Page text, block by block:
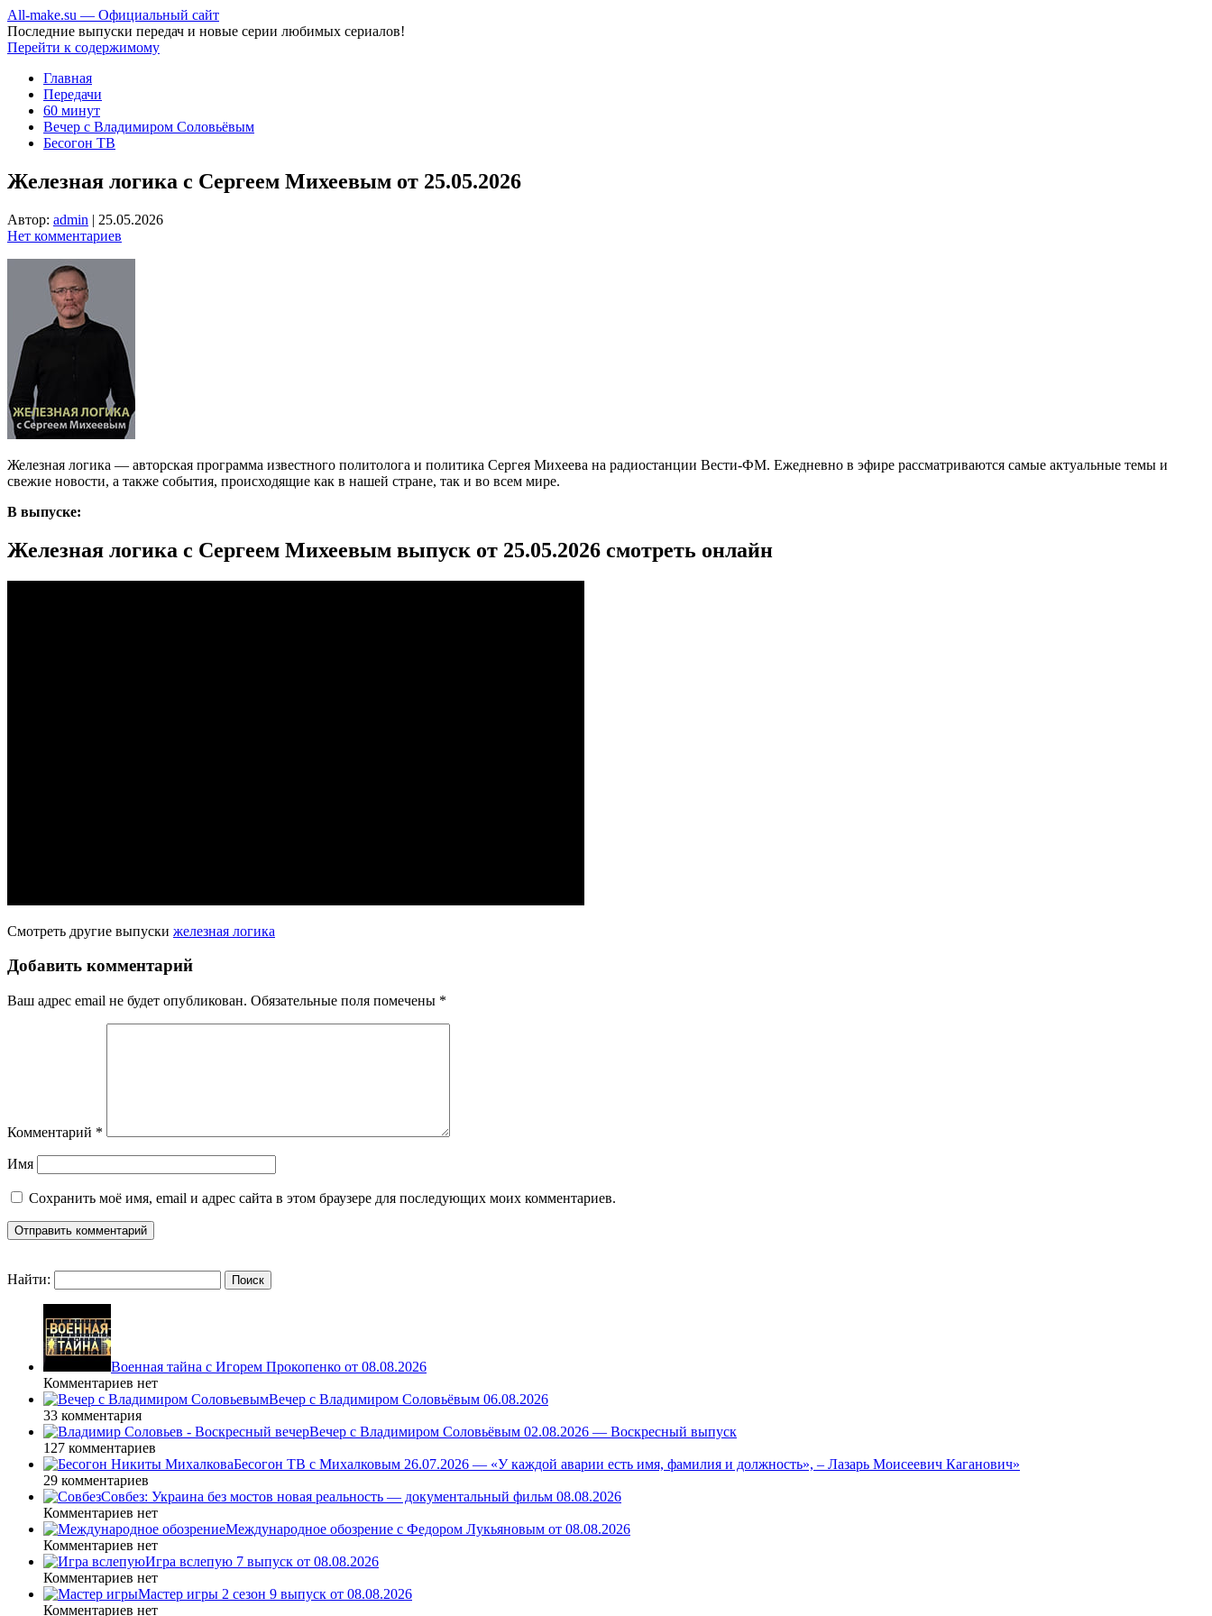
All-make.su — Официальный сайт
Последние выпуски передач и новые серии любимых сериалов!
Перейти к содержимому
Главная
Передачи
60 минут
Вечер с Владимиром Соловьёвым
Бесогон ТВ
Железная логика с Сергеем Михеевым от 25.05.2026
Автор: admin | 25.05.2026
Нет комментариев
Железная логика — авторская программа известного политолога и политика Сергея Михеева на радиостанции Вести-ФМ. Ежедневно в эфире рассматриваются самые актуальные темы и
свежие новости, а также события, происходящие как в нашей стране, так и во всем мире.
В выпуске:
Железная логика с Сергеем Михеевым выпуск от 25.05.2026 смотреть онлайн
Смотреть другие выпуски железная логика
Добавить комментарий
Ваш адрес email не будет опубликован. Обязательные поля помечены *
Комментарий *
Имя
Сохранить моё имя, email и адрес сайта в этом браузере для последующих моих комментариев.
Найти:
Военная тайна с Игорем Прокопенко от 08.08.2026
Комментариев нет
Вечер с Владимиром Соловьёвым 06.08.2026
33 комментария
Вечер с Владимиром Соловьёвым 02.08.2026 — Воскресный выпуск
127 комментариев
Бесогон ТВ с Михалковым 26.07.2026 — «У каждой аварии есть имя, фамилия и должность», – Лазарь Моисеевич Каганович»
29 комментариев
Совбез: Украина без мостов новая реальность — документальный фильм 08.08.2026
Комментариев нет
Международное обозрение с Федором Лукьяновым от 08.08.2026
Комментариев нет
Игра вслепую 7 выпуск от 08.08.2026
Комментариев нет
Мастер игры 2 сезон 9 выпуск от 08.08.2026
Комментариев нет